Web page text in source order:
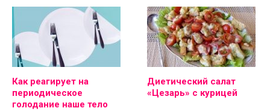
Как реагирует на
периодическое
голодание наше тело
Диетический салат
«Цезарь» с курицей